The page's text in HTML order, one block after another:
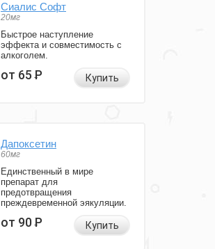
Сиалис Софт
20мг
Быстрое наступление
эффекта и совместимость с
алкоголем.
от 65Р Купить
Дапоксетин
60мг
Единственный в мире
препарат для
предотвращения
преждевременной эякуляции.
от 90Р Купить